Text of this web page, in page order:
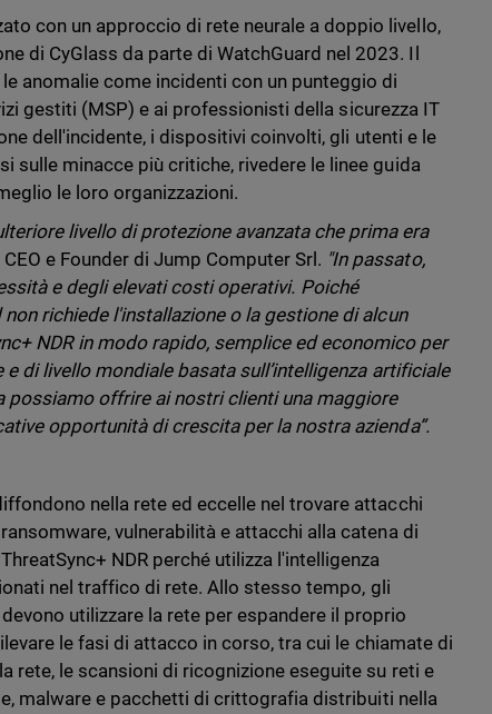
con un approccio di rete neurale a doppio livello,
di CyGlass da parte di WatchGuard nel 2023. Il
anomalie come incidenti con un punteggio di
gestiti (MSP) e ai professionisti della sicurezza IT
dell'incidente, i dispositivi coinvolti, gli utenti e le
sulle minacce più critiche, rivedere le linee guida
le loro organizzazioni.
livello di protezione avanzata che prima era
e Founder di Jump Computer Srl. "In passato,
e degli elevati costi operativi. Poiché
richiede l'installazione o la gestione di alcun
NDR in modo rapido, semplice ed economico per
di livello mondiale basata sull’intelligenza artificiale
possiamo offrire ai nostri clienti una maggiore
opportunità di crescita per la nostra azienda”.
nella rete ed eccelle nel trovare attacchi
vulnerabilità e attacchi alla catena di
NDR perché utilizza l'intelligenza
nel traffico di rete. Allo stesso tempo, gli
utilizzare la rete per espandere il proprio
le fasi di attacco in corso, tra cui le chiamate di
rete, le scansioni di ricognizione eseguite su reti e
malware e pacchetti di crittografia distribuiti nella